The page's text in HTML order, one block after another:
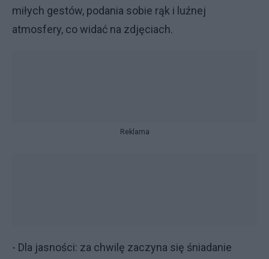
miłych gestów, podania sobie rąk i luźnej
atmosfery, co widać na zdjęciach.
Reklama
- Dla jasności: za chwilę zaczyna się śniadanie